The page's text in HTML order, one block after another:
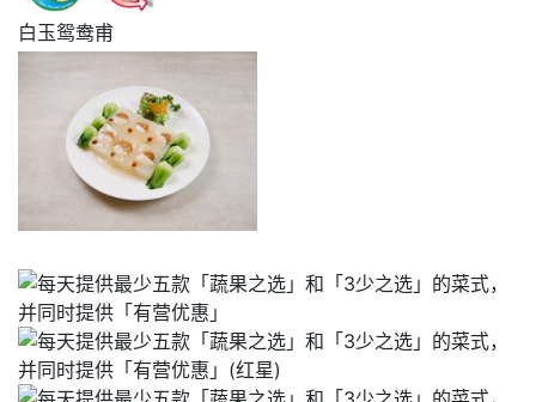
白玉鸳鸯甫